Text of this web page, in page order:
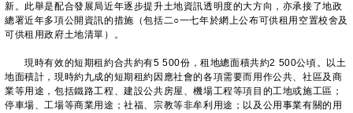
新。此舉是配合發展局近年逐步提升土地資訊透明度的大方向，亦承接了地政
總署近年多項公開資訊的措施（包括二○一七年於網上公布可供租用空置校舍及
可供租用政府土地清單）。
現時有效的短期租約合共約有5 500份，租地總面積共約2 500公頃。以土
地面積計，現時約九成的短期租約因應社會的各項需要而用作公共、社區及商
業等用途，包括鐵路工程、建設公共房屋、機場工程等項目的工地或施工區；
停車場、工場等商業用途；社福、宗教等非牟利用途；以及公用事業有關的用